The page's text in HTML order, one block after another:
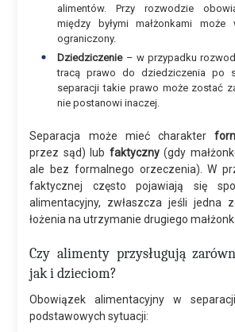
alimentów. Przy rozwodzie
między byłymi małżonkami
ograniczony.
Dziedziczenie– w przypadku
tracą prawo do dziedziczenia po
separacji takie prawo może zostać
nie postanowi inaczej.
Separacja może mieć charakter
przez sąd) lub faktyczny(gdy
ale bez formalnego orzeczenia). W
faktycznej często pojawiają się
alimentacyjny, zwłaszcza jeśli jedna
łożenia na utrzymanie drugiego
Czy alimenty przysługują
jak i dzieciom?
Obowiązek alimentacyjny w
podstawowych sytuacji: